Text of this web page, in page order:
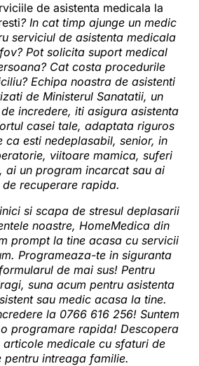
de asistenta medicala la
? In cat timp ajunge un medic
serviciul de asistenta medicala
Pot solicita suport medical
Cat costa procedurile
Echipa noastra de asistenti
de Ministerul Sanatatii, un
incredere, iti asigura asistenta
casei tale, adaptata riguros
ca esti nedeplasabil, senior, in
viitoare mamica, suferi
ai un program incarcat sau ai
de recuperare rapida.
si scapa de stresul deplasarii
noastre, HomeMedica din
prompt la tine acasa cu servicii
Programeaza-te in siguranta
de mai sus! Pentru
suna acum pentru asistenta
sau medic acasa la tine.
la 0766 616 256! Suntem
programare rapida! Descopera
articole medicalecu sfaturi de
pentru intreaga familie.